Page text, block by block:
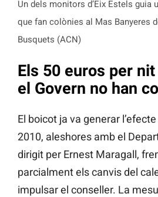
Un dels monitors d’Eix Estels guia
que fan colònies al Mas Banyeres
Busquets (ACN)
Els 50 euros per
el Govern no han
El boicot ja va generar
2010, aleshores amb el
dirigit per Ernest Maragall,
parcialment els canvis del
impulsar el conseller. La